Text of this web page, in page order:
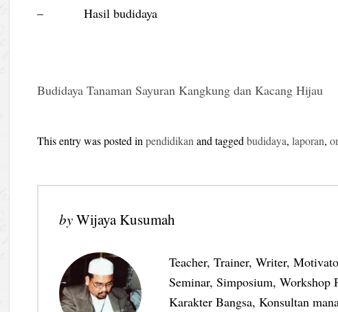
– Hasil budidaya
Budidaya Tanaman Sayuran Kangkung dan Kacang Hijau
This entry was posted inpendidikan and taggedbudidaya,laporan,
byWijaya Kusumah
Teacher, Trainer, Writer,
Seminar, Simposium,
Karakter Bangsa, Konsultan